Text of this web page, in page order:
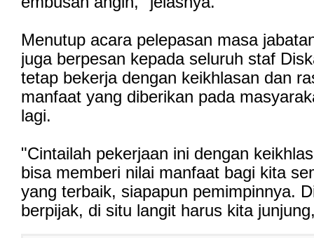
Menutup acara pelepasan masa
juga berpesan kepada seluruh staf
tetap bekerja dengan keikhlasan dan
manfaat yang diberikan pada
lagi.
"Cintailah pekerjaan ini dengan
bisa memberi nilai manfaat bagi kita
yang terbaik, siapapun pemimpinnya.
berpijak, di situ langit harus kita